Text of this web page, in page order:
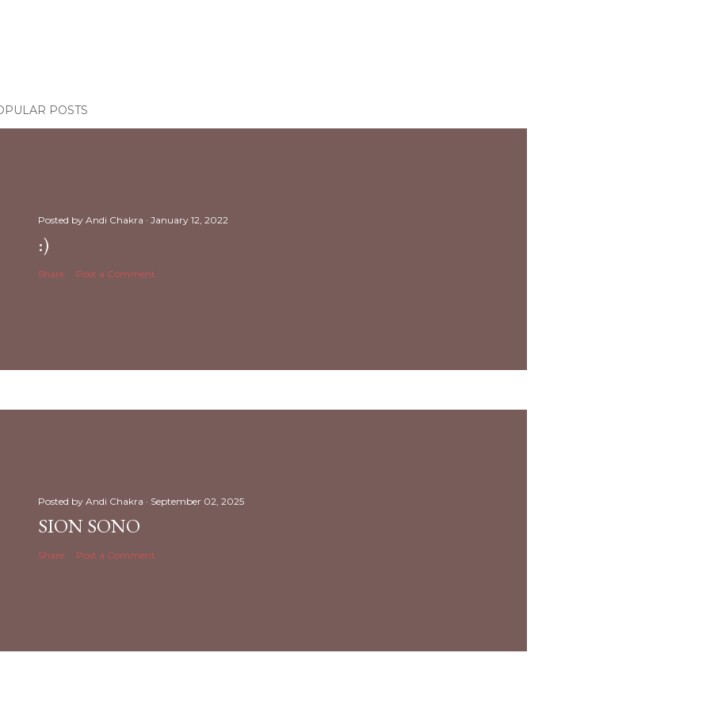
POSTS
Posted by Andi Chakra January 12, 2022
:)
Share Post a Comment
Posted by Andi Chakra September 02, 2025
SION SONO
Share Post a Comment